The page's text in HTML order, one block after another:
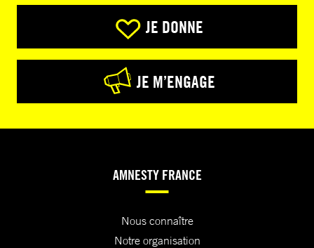
JE DONNE
JE M’ENGAGE
AMNESTY FRANCE
Nous connaître
Notre organisation